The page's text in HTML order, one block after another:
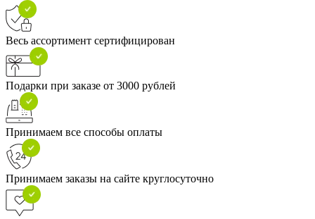
Весь ассортимент сертифицирован
Подарки при заказе от 3000 рублей
Принимаем все способы оплаты
Принимаем заказы на сайте круглосуточно